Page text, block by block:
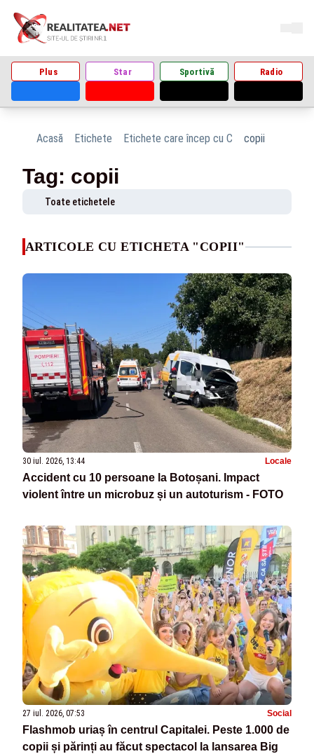
Plus Star Sportivă Radio
Acasă Etichete Etichete care încep cu C copii
Tag: copii
Toate etichetele
ARTICOLE CU ETICHETA "COPII"
30 iul. 2026, 13:44 Locale
Accident cu 10 persoane la Botoșani. Impact
violent între un microbuz și un autoturism - FOTO
27 iul. 2026, 07:53 Social
Flashmob uriaș în centrul Capitalei. Peste 1.000 de
copii și părinți au făcut spectacol la lansarea Big